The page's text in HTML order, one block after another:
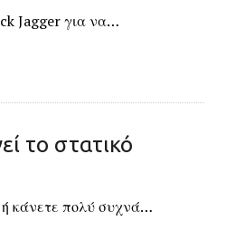
Jagger για να…
το στατικό
ή κάνετε πολύ συχνά…